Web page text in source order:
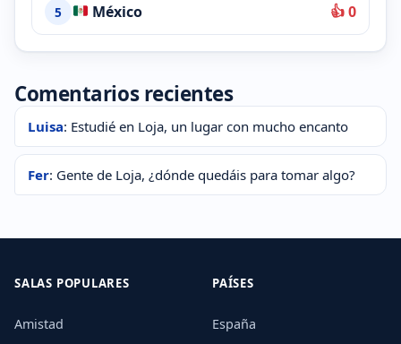
5 México 👍 0
Comentarios recientes
Luisa: Estudié en Loja, un lugar con mucho encanto
Fer: Gente de Loja, ¿dónde quedáis para tomar algo?
SALAS POPULARES
Amistad
PAÍSES
España